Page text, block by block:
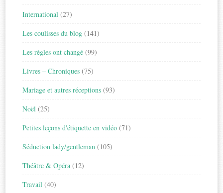
International (27)
Les coulisses du blog (141)
Les règles ont changé (99)
Livres – Chroniques (75)
Mariage et autres réceptions (93)
Noël (25)
Petites leçons d'étiquette en vidéo (71)
Séduction lady/gentleman (105)
Théâtre & Opéra (12)
Travail (40)